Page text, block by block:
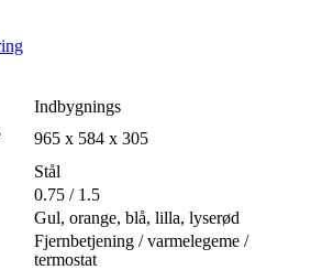
Indbygnings
965 x 584 x 305
Stål
0.75 / 1.5
Gul, orange, blå, lilla, lyserød
Fjernbetjening / varmelegeme /
termostat